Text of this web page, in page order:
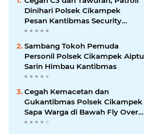
Dinihari Polsek Cikampek
Pesan Kantibmas Security
Perumahan
Sambang Tokoh Pemuda
Personil Polsek Cikampek Aiptu
Sarin Himbau Kantibmas
Cegah Kemacetan dan
Gukantibmas Polsek Cikampek
Sapa Warga di Bawah Fly Over
Cikampek